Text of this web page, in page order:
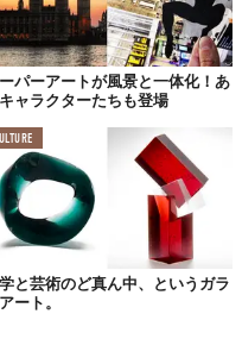
う繊細さ
、全部、パーだよね？近づ
によると一作品を仕上げる
それにしても、気の遠く
パーアートが風景と一体化！あ
ャラクターたちも登場
と芸術のど真ん中、というガラ
ート。